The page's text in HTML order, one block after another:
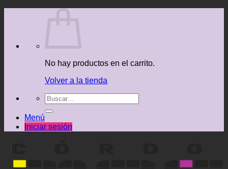
No hay productos en el carrito.
Volver a la tienda
Buscar
por:
Menú
Iniciar sesión